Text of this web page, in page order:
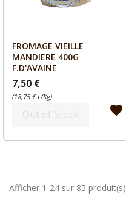
Aperçu
FROMAGE VIEILLE
MANDIERE 400G
F.D'AVAINE
7,50 €
(18,75 € L/Kg)
Out of Stock favorite
Afficher 1-24 sur 85 produit(s)